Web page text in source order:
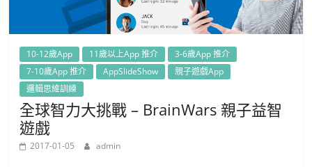
10-12歲App 11歲以上App 推介
3-6歲App 推介
7-10歲App 推介
AppSlideShow
親子遊戲App
邏輯思維訓練
全球智力大挑戰 – BrainWars 親子益智
遊戲
2017-01-05 admin